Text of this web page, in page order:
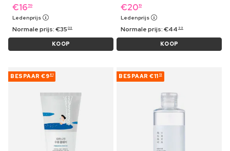
€16 59
Ledenprijs
Normale prijs:€35 09
KOOP
€2019
Ledenprijs
Normale prijs:€44 99
KOOP
BESPAAR €9 81 BESPAAR €11 13